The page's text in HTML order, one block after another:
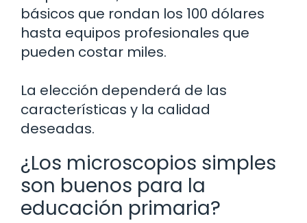
básicos que rondan los 100 dólares
hasta equipos profesionales que
pueden costar miles.
La elección dependerá de las
características y la calidad
deseadas.
¿Los microscopios simples
son buenos para la
educación primaria?